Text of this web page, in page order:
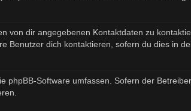
von dir angegebenen Kontaktdaten zu
Benutzer dich kontaktieren, sofern du dies in
phpBB-Software umfassen. Sofern der